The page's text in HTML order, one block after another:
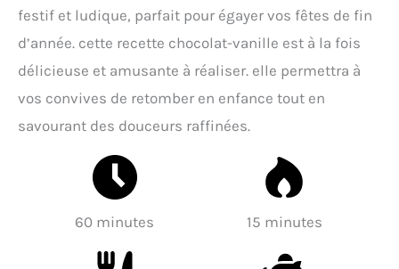
festif et ludique, parfait pour égayer vos fêtes de fin
d’année. cette recette chocolat-vanille est à la fois
délicieuse et amusante à réaliser. elle permettra à
vos convives de retomber en enfance tout en
savourant des douceurs raffinées.
60 minutes 15 minutes